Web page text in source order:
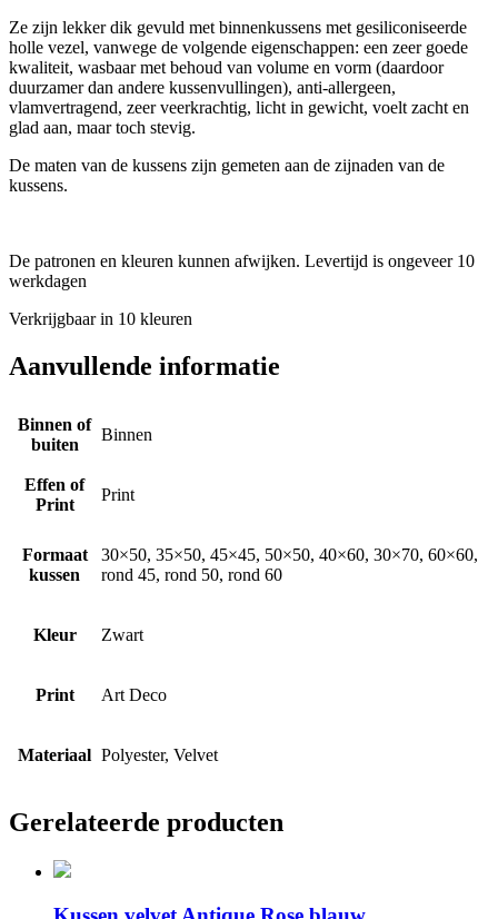
Ze zijn lekker dik gevuld met binnenkussens met gesiliconiseerde
holle vezel, vanwege de volgende eigenschappen: een zeer goede
kwaliteit, wasbaar met behoud van volume en vorm (daardoor
duurzamer dan andere kussenvullingen), anti-allergeen,
vlamvertragend, zeer veerkrachtig, licht in gewicht, voelt zacht en
glad aan, maar toch stevig.
De maten van de kussens zijn gemeten aan de zijnaden van de
kussens.
De patronen en kleuren kunnen afwijken. Levertijd is ongeveer 10
werkdagen
Verkrijgbaar in 10 kleuren
Aanvullende informatie
Binnen of
buiten
Binnen
Effen of
Print
Print
Formaat
kussen
30×50, 35×50, 45×45, 50×50, 40×60, 30×70, 60×60,
rond 45, rond 50, rond 60
Kleur Zwart
Print Art Deco
Materiaal Polyester, Velvet
Gerelateerde producten